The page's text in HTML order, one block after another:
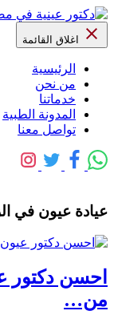
اغلاق القائمة
الرئيسية
من نحن
خدماتنا
المدونة الطبية
تواصل معنا
عيادة عيون في
احسن دكتور
من…